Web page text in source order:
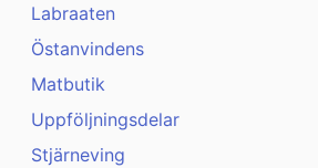
Labraaten
Östanvindens
Matbutik
Uppföljningsdelar
Stjärneving